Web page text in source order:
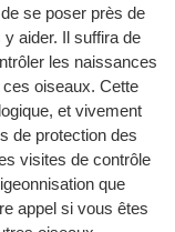
se poser près de
aider. Il suffira de
les naissances
oiseaux. Cette
et vivement
de protection des
visites de contrôle
que
appel si vous êtes